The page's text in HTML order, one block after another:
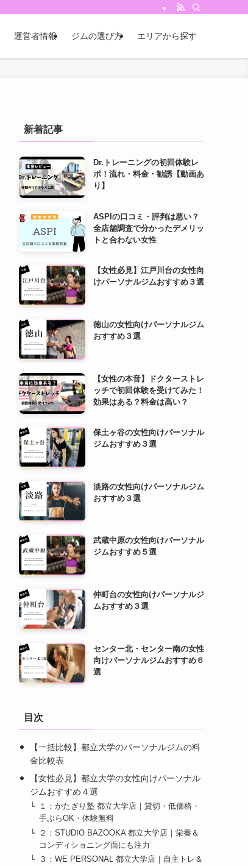
運営者情報 ジムの選び方 エリアから探す
新着記事
Dr.トレーニングの初回体験レ
ポ！流れ・料金・勧誘【動画あ
り】
ASPIの口コミ・評判は悪い？
全店舗調査で分かったデメリッ
トと合わない女性
【女性必見】江戸川台の女性向
けパーソナルジムおすすめ３選
徳山の女性向けパーソナルジム
おすすめ３選
【女性の本音】ドクターストレ
ッチで初回体験を受けてみた！
効果はある？料金は高い？
保土ヶ谷の女性向けパーソナル
ジムおすすめ３選
淡路の女性向けパーソナルジム
おすすめ３選
武蔵中原の女性向けパーソナル
ジムおすすめ５選
仲町台の女性向けパーソナルジ
ムおすすめ３選
センター北・センター南の女性
向けパーソナルジムおすすめ６
選
目次
【一括比較】都立大学のパーソナルジムの料
金比較表
【女性必見】都立大学の女性向けパーソナル
ジムおすすめ４選
１：かたぎり塾 都立大学店｜貸切・低価格・
手ぶらOK・体験無料
２：STUDIO BAZOOKA 都立大学店｜栄養＆
コンディショニング面にも注力
３：WE PERSONAL 都立大学店｜自主トレ＆